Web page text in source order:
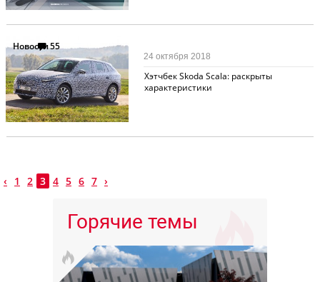
Новости55
Хэтчбек Skoda Scala: раскрыты
характеристики
24 октября 2018
‹ 1 2 3 4 5 6 7 ›
Горячие темы